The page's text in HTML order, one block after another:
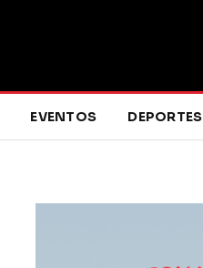
EVENTOS DEPORTES